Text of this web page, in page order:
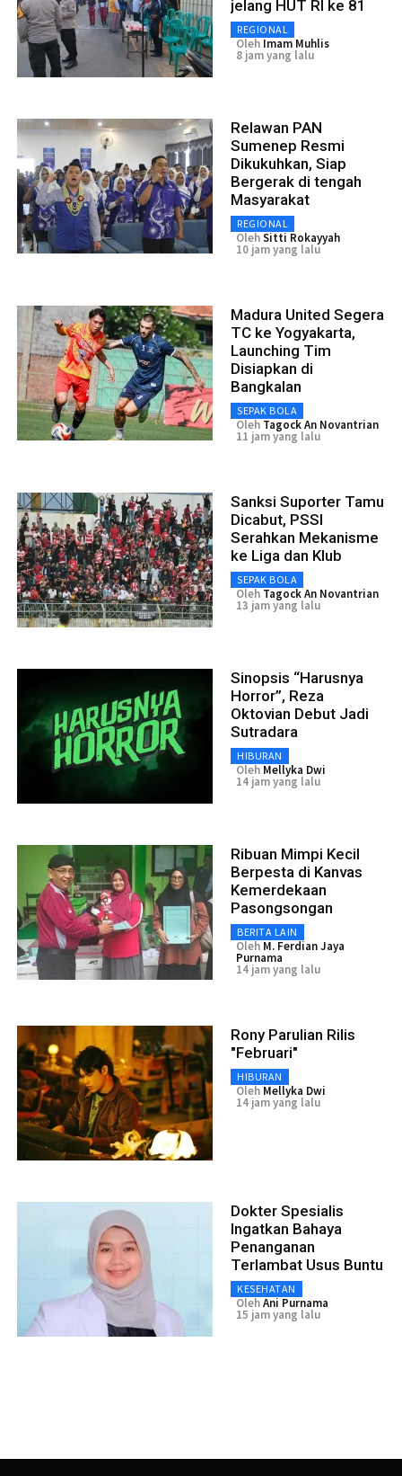
jelang HUT RI ke 81
REGIONAL
Oleh Imam Muhlis
8 jam yang lalu
Relawan PAN
Sumenep Resmi
Dikukuhkan, Siap
Bergerak di tengah
Masyarakat
REGIONAL
OlehSitti Rokayyah
10 jam yang lalu
Madura United Segera
TC ke Yogyakarta,
Launching Tim
Disiapkan di
Bangkalan
SEPAK BOLA
Oleh Tagock An Novantrian
11 jam yang lalu
Sanksi Suporter Tamu
Dicabut, PSSI
Serahkan Mekanisme
ke Liga dan Klub
SEPAK BOLA
Oleh Tagock An Novantrian
13 jam yang lalu
Sinopsis “Harusnya
Horror”, Reza
Oktovian Debut Jadi
Sutradara
HIBURAN
Oleh Mellyka Dwi
14 jam yang lalu
Ribuan Mimpi Kecil
Berpesta di Kanvas
Kemerdekaan
Pasongsongan
BERITA LAIN
Oleh M. Ferdian Jaya
Purnama
14 jam yang lalu
Rony Parulian Rilis
"Februari"
HIBURAN
Oleh Mellyka Dwi
14 jam yang lalu
Dokter Spesialis
Ingatkan Bahaya
Penanganan
Terlambat Usus Buntu
KESEHATAN
OlehAni Purnama
15 jam yang lalu